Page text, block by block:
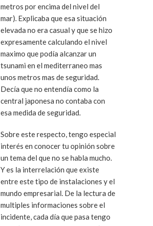
metros por encima del nivel del
mar). Explicaba que esa situación
elevada no era casual y que se hizo
expresamente calculando el nivel
maximo que podía alcanzar un
tsunami en el mediterraneo mas
unos metros mas de seguridad.
Decía que no entendía como la
central japonesa no contaba con
esa medida de seguridad.
Sobre este respecto, tengo especial
interés en conocer tu opinión sobre
un tema del que no se habla mucho.
Y es la interrelación que existe
entre este tipo de instalaciones y el
mundo empresarial. De la lectura de
multiples informaciones sobre el
incidente, cada día que pasa tengo